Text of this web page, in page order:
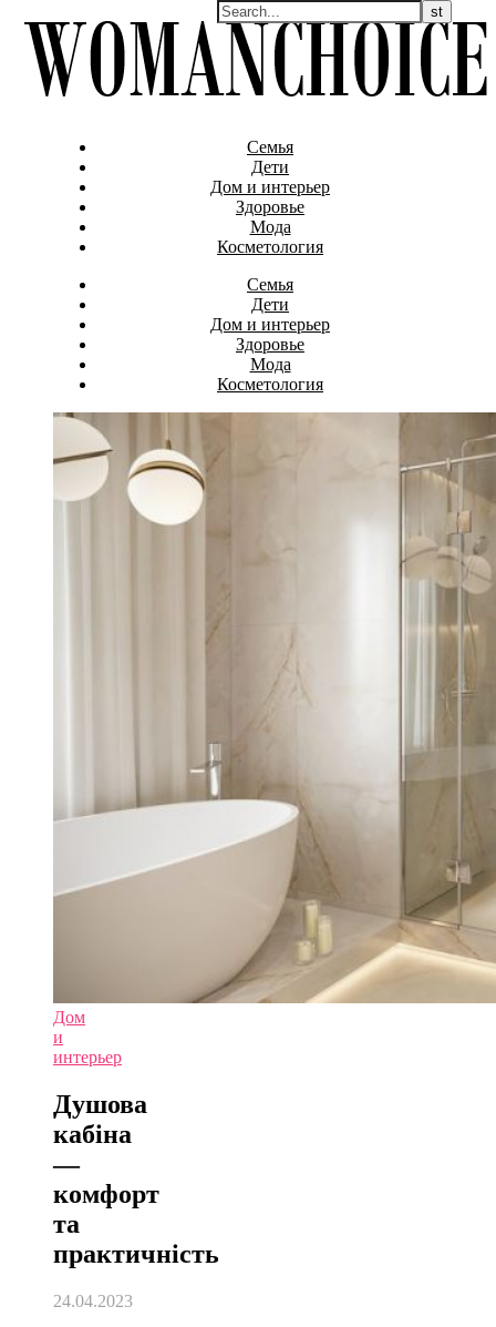
Семья
Дети
Дом и интерьер
Здоровье
Мода
Косметология
Семья
Дети
Дом и интерьер
Здоровье
Мода
Косметология
Дом
и
интерьер
Душова
кабіна
—
комфорт
та
практичність
24.04.2023